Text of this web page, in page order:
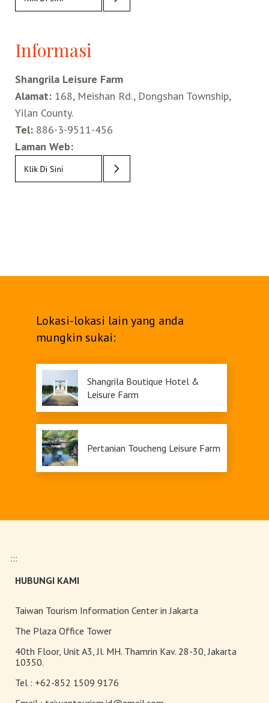
Informasi
Shangrila Leisure Farm
Alamat:168, Meishan Rd., Dongshan Township,
Yilan County.
Tel:886-3-9511-456
Laman Web:
Lokasi-lokasi lain yang anda
mungkin sukai:
Shangrila Boutique Hotel &
Leisure Farm
Pertanian Toucheng Leisure Farm
:::
HUBUNGI KAMI
Taiwan Tourism Information Center in Jakarta
The Plaza Office Tower
40th Floor, Unit A3, Jl. MH. Thamrin Kav. 28-30, Jakarta
10350.
Tel : +62-852 1509 9176